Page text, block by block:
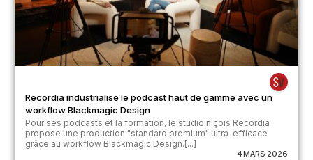
Recordia industrialise le podcast haut de gamme avec un
workflow Blackmagic Design
Pour ses podcasts et la formation, le studio niçois Recordia
propose une production "standard premium" ultra-efficace
grâce au workflow Blackmagic Design.[...]
4 MARS 2026